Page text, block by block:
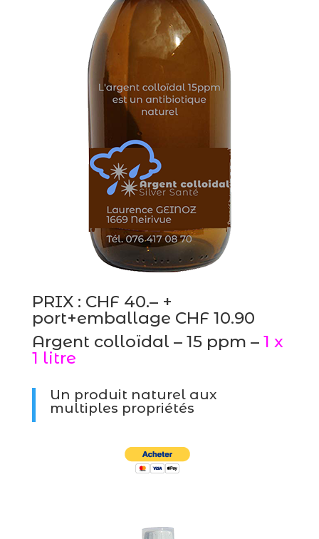
PRIX : CHF 40.– +
port+emballage CHF 10.90
Argent colloïdal – 15 ppm – 1 x
1 litre
Un produit naturel aux
multiples propriétés